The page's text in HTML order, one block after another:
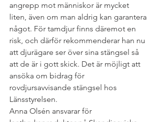
angrepp mot människor är mycket
liten, även om man aldrig kan garantera
något. För tamdjur finns däremot en
risk, och därför rekommenderar han nu
att djurägare ser över sina stängsel så
att de är i gott skick. Det är möjligt att
ansöka om bidrag för
rovdjursavvisande stängsel hos
Länsstyrelsen.
Anna Olsén ansvarar för